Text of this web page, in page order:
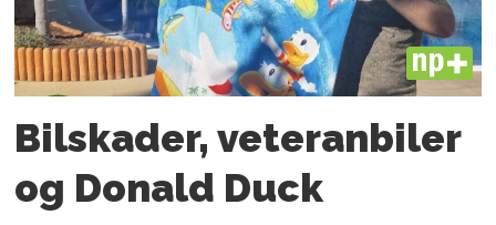
PLUS
Bilskader, veteran­biler
og Donald Duck